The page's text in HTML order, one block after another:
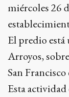
miércoles 26
El predio
Arroyos,
San
Esta